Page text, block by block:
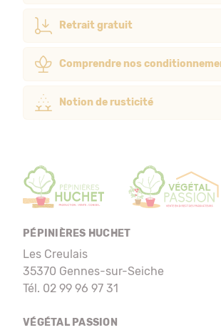
Retrait gratuit
Comprendre nos
Notion de rusticité
PÉPINIÈRES HUCHET
Les Creulais
35370 Gennes-sur-Seiche
Tél. 02 99 96 97 31
VÉGÉTAL PASSION